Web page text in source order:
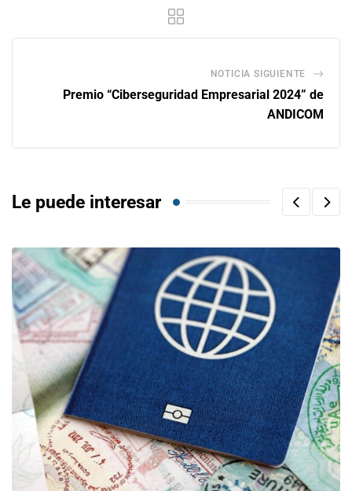
NOTICIA SIGUIENTE
Premio “Ciberseguridad Empresarial 2024” de
ANDICOM
Le puede interesar